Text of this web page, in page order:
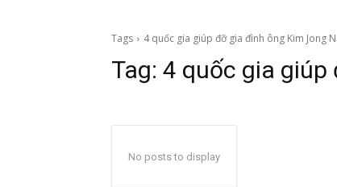
Tags 4 quốc gia giúp đỡ gia đình ông Kim Jong
Tag: 4 quốc gia giúp
No posts to display